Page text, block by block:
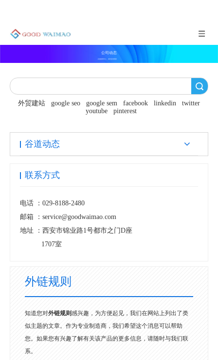
谷道新闻中心，实时咨询更新
公司动态
外贸建站 google seo google sem facebook linkedin
twitter
youtube
pinterest
谷道动态
联系方式
电话 ： 029-8188-2480
邮箱 ： service@goodwaimao.com
地址 ： 西安市锦业路1号都市之门D座
1707室
外链规则
知道您对外链规则感兴趣，为方便起见，我们在网站上列出了类
似主题的文章。作为专业制造商，我们希望这个消息可以帮助
您。如果您有兴趣了解有关该产品的更多信息，请随时与我们联
系。